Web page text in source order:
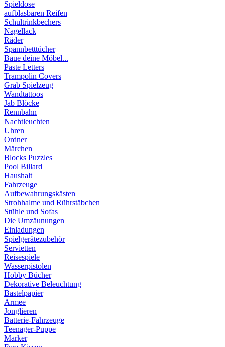
Spieldose
aufblasbaren Reifen
Schultrinkbechers
Nagellack
Räder
Spannbetttücher
Baue deine Möbel...
Paste Letters
Trampolin Covers
Grab Spielzeug
Wandtattoos
Jab Blöcke
Rennbahn
Nachtleuchten
Uhren
Ordner
Märchen
Blocks Puzzles
Pool Billard
Haushalt
Fahrzeuge
Aufbewahrungskästen
Strohhalme und Rührstäbchen
Stühle und Sofas
Die Umzäunungen
Einladungen
Spielgerätezubehör
Servietten
Reisespiele
Wasserpistolen
Hobby Bücher
Dekorative Beleuchtung
Bastelpapier
Armee
Jonglieren
Batterie-Fahrzeuge
Teenager-Puppe
Marker